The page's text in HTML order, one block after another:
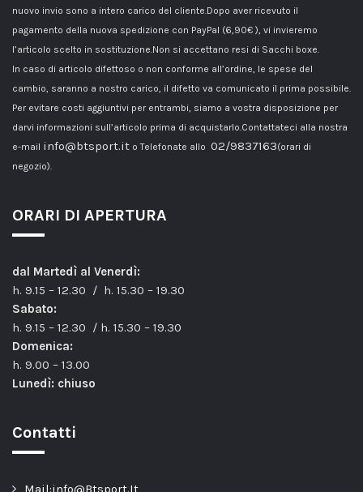
nuovo invio sono a intero carico del cliente.Dopo aver ricevuto il
pagamento della nuova spedizione con PayPal (6,90€ ), vi invieremo
l’articolo scelto in sostituzione.Non si accettano resi di Sacchi boxe.
In caso di articolo difettoso o non conforme all’ordine, le spese del
cambio, saranno a nostro carico, il difetto va comunicato il prima possibile.
Per evitare costi aggiuntivi per entrambi, siamo a vostra disposizione per
darvi informazioni sull’articolo prima di acquistarlo.Contattateci alla nostra
e-mail info@btsport.it o Telefonate allo 02/9837163(orari di
negozio).
ORARI DI APERTURA
dal Martedì al Venerdì:
h. 9.15 – 12.30 / h. 15.30 – 19.30
Sabato:
h. 9.15 – 12.30 / h. 15.30 – 19.30
Domenica:
h. 9.00 – 13.00
Lunedì: chiuso
Contatti
Mail:info@Btsport.It